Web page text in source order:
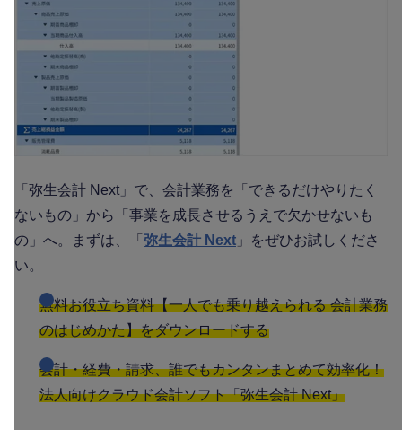
「弥生会計 Next」で、会計業務を「できるだけやりたく
ないもの」から「事業を成長させるうえで欠かせないも
の」へ。まずは、「 弥生会計 Next 」をぜひお試しくださ
い。
無料お役立ち資料【一人でも乗り越えられる 会計業務
のはじめかた】をダウンロードする
会計・経費・請求、誰でもカンタンまとめて効率化！
法人向けクラウド会計ソフト「弥生会計 Next」